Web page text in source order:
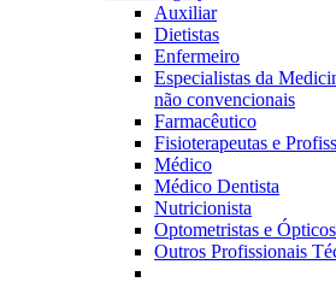
Auxiliar
Dietistas
Enfermeiro
Especialistas da
não convencionais
Farmacêutico
Fisioterapeutas e
Médico
Médico Dentista
Nutricionista
Optometristas e Ópticos
Outros Profissionais